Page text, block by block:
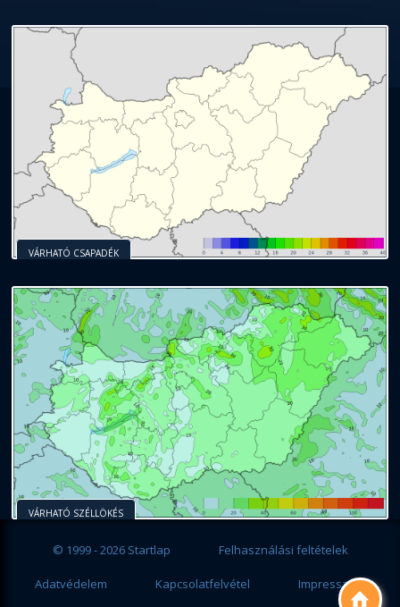

VÁRHATÓ CSAPADÉK
VÁRHATÓ SZÉLLÖKÉS
© 1999 - 2026 Startlap Felhasználási feltételek
Adatvédelem Kapcsolatfelvétel Impresszum